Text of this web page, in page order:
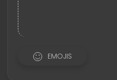
EMOJIS